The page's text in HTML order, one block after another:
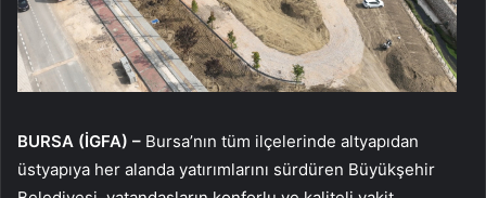
BURSA (İGFA) – Bursa’nın tüm ilçelerinde altyapıdan
üstyapıya her alanda yatırımlarını sürdüren Büyükşehir